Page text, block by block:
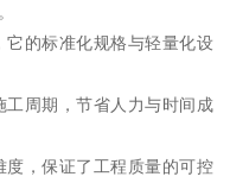
的标准化规格与轻量化设
周期，节省人力与时间成
度，保证了工程质量的可控